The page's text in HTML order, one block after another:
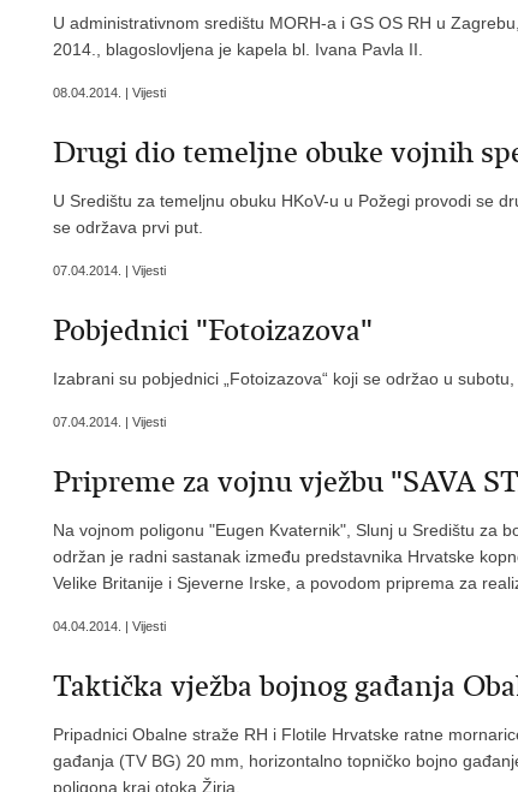
U administrativnom središtu MORH-a i GS OS RH u
2014., blagoslovljena je kapela bl. Ivana Pavla II.
08.04.2014. | Vijesti
Drugi dio temeljne obuke vojnih
U Središtu za temeljnu obuku HKoV-u u Požegi provodi se
se održava prvi put.
07.04.2014. | Vijesti
Pobjednici "Fotoizazova"
Izabrani su pobjednici „Fotoizazova“ koji se održao u
07.04.2014. | Vijesti
Pripreme za vojnu vježbu "SAVA
Na vojnom poligonu "Eugen Kvaternik", Slunj u Središtu za
održan je radni sastanak između predstavnika Hrvatske
Velike Britanije i Sjeverne Irske, a povodom priprema za
04.04.2014. | Vijesti
Taktička vježba bojnog gađanja
Pripadnici Obalne straže RH i Flotile Hrvatske ratne
gađanja (TV BG) 20 mm, horizontalno topničko bojno
poligona kraj otoka Žirja.